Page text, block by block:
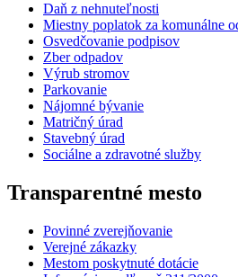
Daň z nehnuteľnosti
Miestny poplatok za komunálne
Osvedčovanie podpisov
Zber odpadov
Výrub stromov
Parkovanie
Nájomné bývanie
Matričný úrad
Stavebný úrad
Sociálne a zdravotné služby
Transparentné mesto
Povinné zverejňovanie
Verejné zákazky
Mestom poskytnuté dotácie